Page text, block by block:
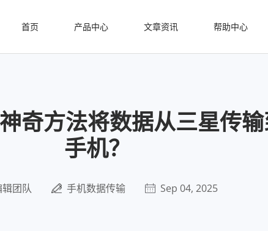
首页 产品中心 文章资讯 帮助中心
奇方法将数据从三星传
手机？
团队 手机数据传输 Sep 04, 2025